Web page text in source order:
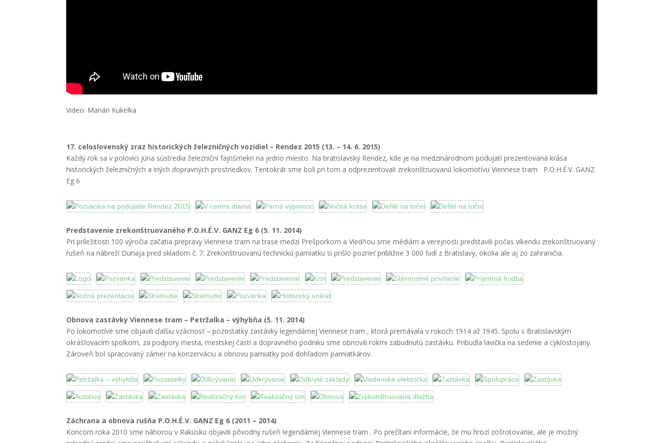
Video: Marián Kukelka
17. celoslovenský zraz historických železničných vozidiel – Rendez 2015 (13. – 14. 6. 2015)
Každý rok sa v polovici júna sústredia železniční fajnšmekri na jedno miesto. Na bratislavský Rendez, kde je na medzinárodnom podujatí prezentovaná krása
historických železničných a iných dopravných prostriedkov. Tentokrát sme boli pri tom a odprezentovali zrekonštruovanú lokomotívuViennese tram P.O.H.É.V. GANZ
Eg 6
Viennese tram
Predstavenie zrekonštruovaného P.O.H.É.V. GANZ Eg 6 (5. 11. 2014)
Pri príležitosti 100 výročia začatia prepravyViennese tramna trase medzi Prešporkom a Viedňou sme médiám a verejnosti predstavili počas víkendu zrekonštruovaný
rušeň na nábreží Dunaja pred skladom č. 7. Zrekonštruovanú technickú pamiatku si prišlo pozrieť približne 3 000 ľudí z Bratislavy, okolia ale aj zo zahraničia.
se tram
P.O.H.É.V.
Viennese
tram
P.O.H.É.V.
Viennese tram
Obnova zastávkyViennese tram – Petržalka – výhybňa (5. 11. 2014)
Po lokomotíve sme objavili ďalšiu vzácnosť – pozostatky zastávky legendárnejViennese tram , ktorá premávala v rokoch 1914 až 1945. Spolu s Bratislavským
okrášľovacím spolkom, za podpory mesta, mestskej časti a dopravného podniku sme obnovili rokmi zabudnutú zastávku. Pribudla lavička na sedenie a cyklostojany.
Zároveň bol spracovaný zámer na konzerváciu a obnovu pamiatky pod dohľadom pamiatkárov.
Viennese tram
Záchrana a obnova rušňa P.O.H.É.V. GANZ Eg 6 (2011 – 2014)
Koncom roka 2010 sme náhorou v Rakúsku objavili pôvodny rušeň legendárnejViennese tram . Po prečítaní informácie, že mu hrozí zošrotovanie, ale je možný